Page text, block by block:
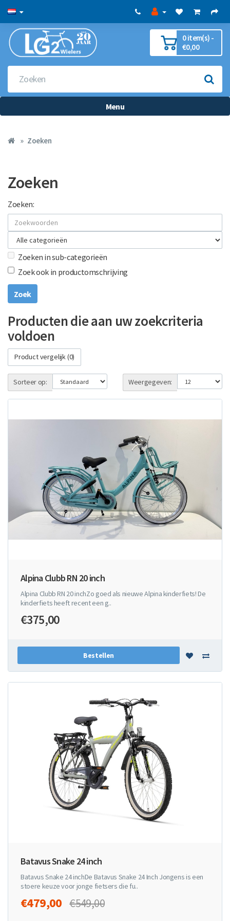
0 item(s) -
€0,00
Menu
Zoeken
Zoeken
Zoeken:
Zoeken in sub-categorieën
Zoek ook in productomschrijving
Producten die aan uw zoekcriteria
voldoen
Product vergelijk (0)
Sorteer op: Weergegeven:
Alpina Clubb RN 20 inch
Alpina Clubb RN 20 inchZo goed als nieuwe Alpina kinderfiets! De
kinderfiets heeft recent een g..
€375,00
Bestellen
Batavus Snake 24 inch
Batavus Snake 24 inchDe Batavus Snake 24 Inch Jongens is een
stoere keuze voor jonge fietsers die fu..
€479,00 €549,00